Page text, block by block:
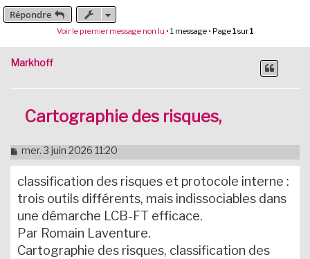
Répondre
Voir le premier message non lu • 1 message • Page1sur1
Markhoff
Cartographie des risques,
M
e
s
a
g
e
n
o
n
mer. 3 juin 2026 11:20
classification des risques et protocole interne :
trois outils différents, mais indissociables dans
une démarche LCB-FT efficace.
Par Romain Laventure.
Cartographie des risques, classification des